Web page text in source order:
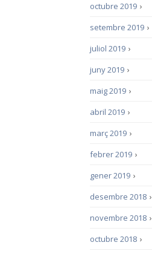
›
octubre 2019
›
setembre 2019
›
juliol 2019
›
juny 2019
›
maig 2019
›
abril 2019
›
març 2019
›
febrer 2019
›
gener 2019
›
desembre 2018
›
novembre 2018
›
octubre 2018